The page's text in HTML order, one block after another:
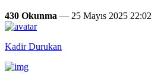
430 Okunma — 25 Mayıs 2025 22:02
Kadir Durukan